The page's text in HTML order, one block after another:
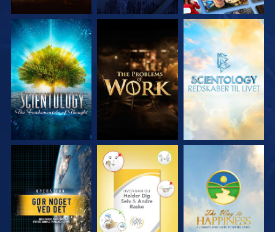
UDFORSK SERIEN UDFORSK SERIEN UDFORSK SERIEN
SE SE SE